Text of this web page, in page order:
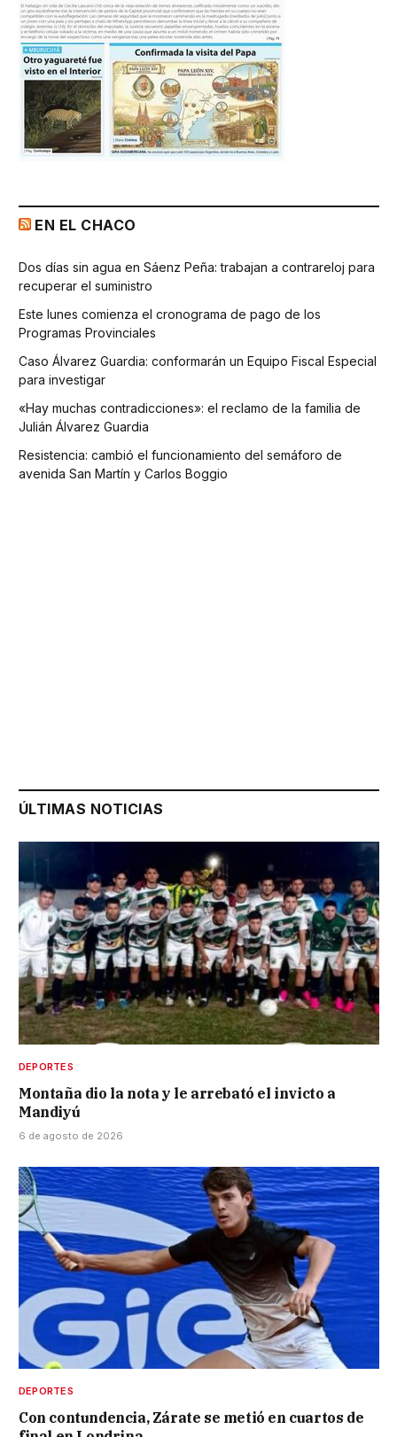
EN EL CHACO
Dos días sin agua en Sáenz Peña: trabajan a contrareloj para
recuperar el suministro
Este lunes comienza el cronograma de pago de los
Programas Provinciales
Caso Álvarez Guardia: conformarán un Equipo Fiscal Especial
para investigar
«Hay muchas contradicciones»: el reclamo de la familia de
Julián Álvarez Guardia
Resistencia: cambió el funcionamiento del semáforo de
avenida San Martín y Carlos Boggio
ÚLTIMAS NOTICIAS
DEPORTES
Montaña dio la nota y le arrebató el invicto a
Mandiyú
6 de agosto de 2026
DEPORTES
Con contundencia, Zárate se metió en cuartos de